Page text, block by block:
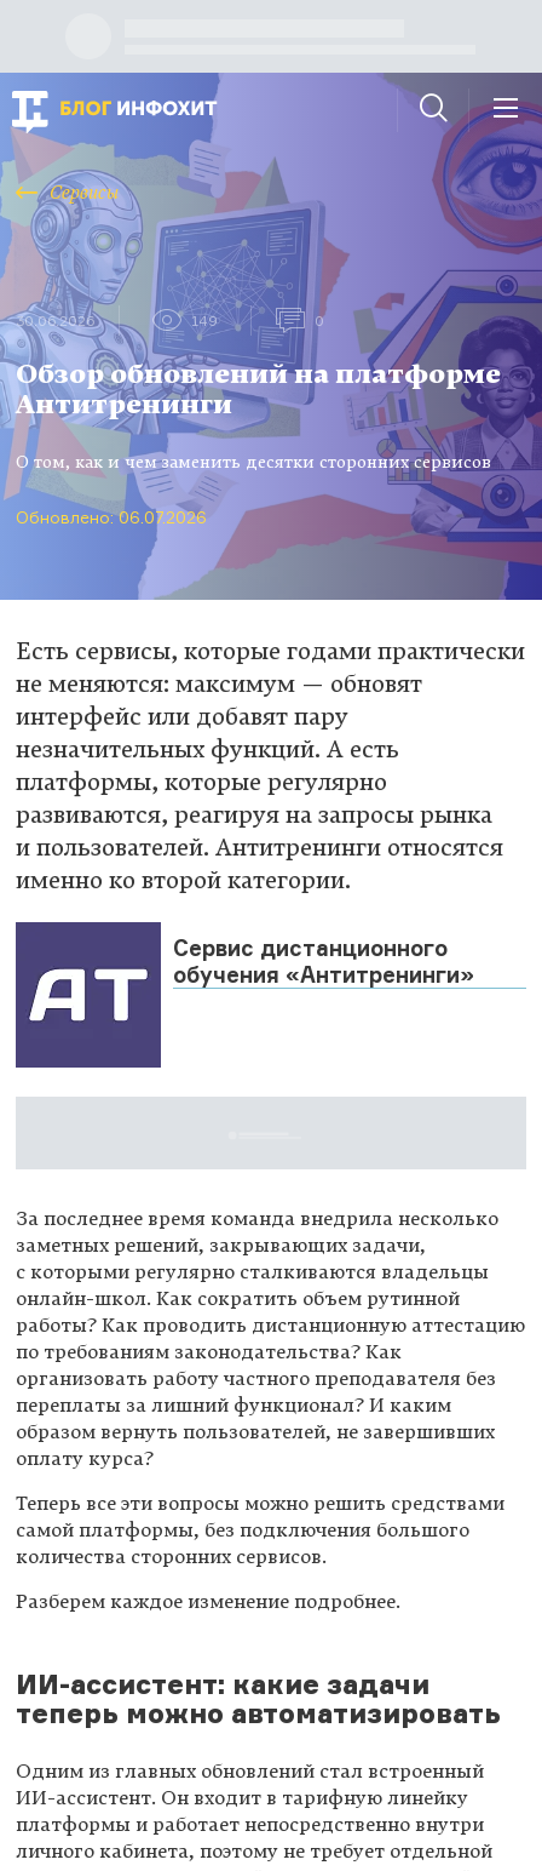
Сервисы
30.06.2026 149 0
Обзор обновлений на платформе
Антитренинги
О том, как и чем заменить десятки сторонних сервисов
Обновлено: 06.07.2026
Есть сервисы, которые годами практически
не меняются: максимум — обновят
интерфейс или добавят пару
незначительных функций. А есть
платформы, которые регулярно
развиваются, реагируя на запросы рынка
и пользователей. Антитренинги относятся
именно ко второй категории.
Сервис дистанционного
обучения «Антитренинги»
За последнее время команда внедрила несколько
заметных решений, закрывающих задачи,
с которыми регулярно сталкиваются владельцы
онлайн-школ. Как сократить объем рутинной
работы? Как проводить дистанционную аттестацию
по требованиям законодательства? Как
организовать работу частного преподавателя без
переплаты за лишний функционал? И каким
образом вернуть пользователей, не завершивших
оплату курса?
Теперь все эти вопросы можно решить средствами
самой платформы, без подключения большого
количества сторонних сервисов.
Разберем каждое изменение подробнее.
ИИ-ассистент: какие задачи
теперь можно автоматизировать
Одним из главных обновлений стал встроенный
ИИ-ассистент. Он входит в тарифную линейку
платформы и работает непосредственно внутри
личного кабинета, поэтому не требует отдельной